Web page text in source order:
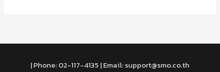
| Phone: 02-117-4135 | Email: support@smo.co.th